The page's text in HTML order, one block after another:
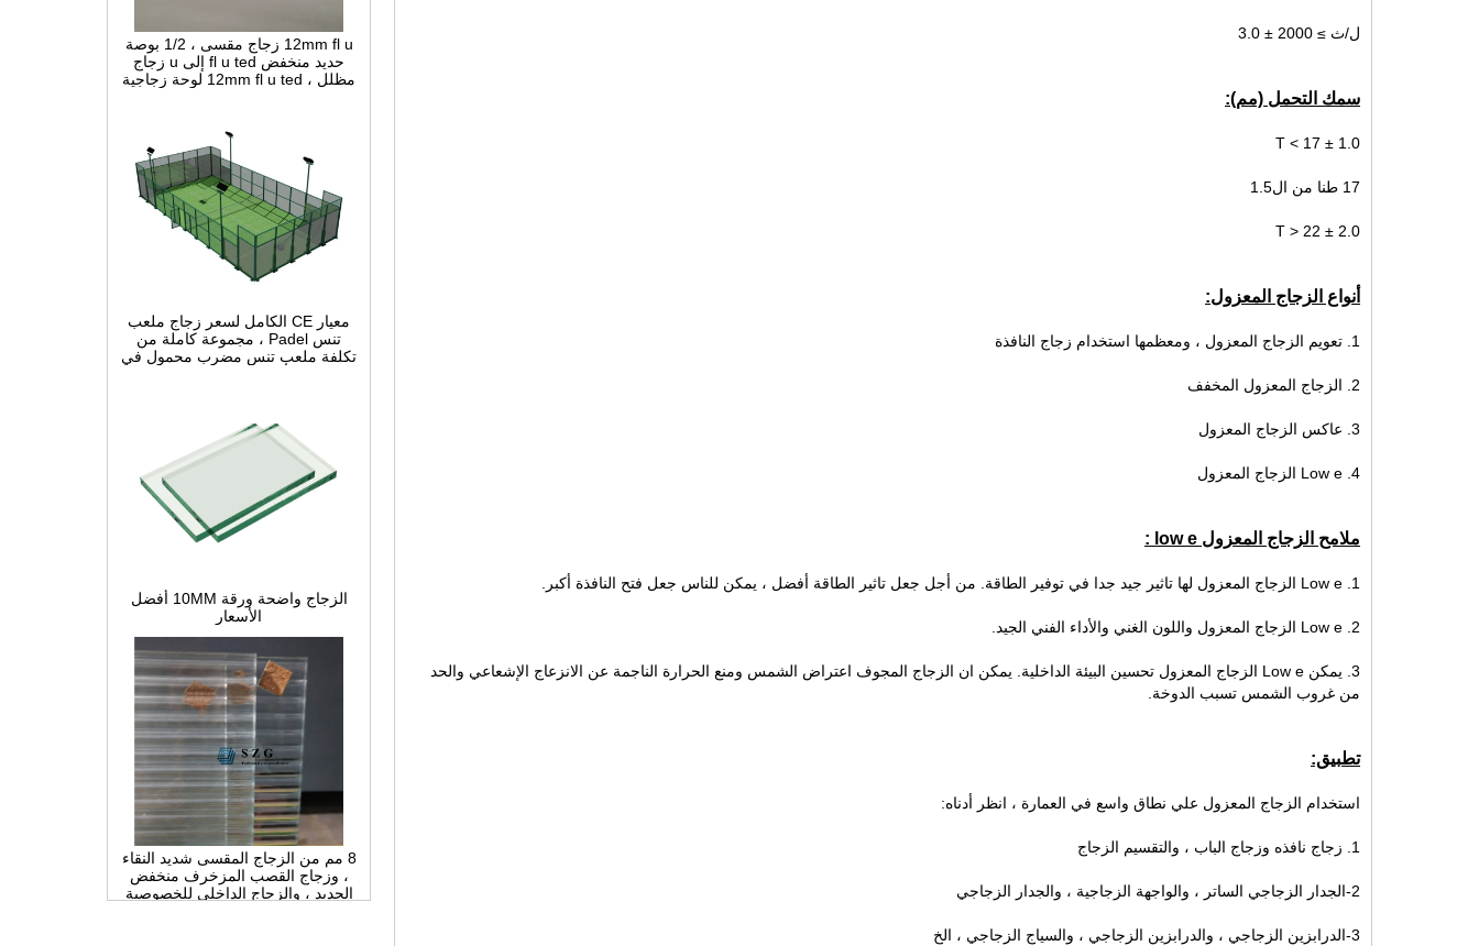
مظلل ، 12mm fl u ted لوحة زجاجية
ضيقة مقوسة للزينة الداخلية
معيار CE الكامل لسعر زجاج ملعب
تكلفة ملعب تنس مضرب محمول في
الصين ، أنظمة بناء Padel Court
داخلية وخارجية للبيع
8 مم من الزجاج المقسى شديد النقاء
، وزجاج القصب المزخرف منخفض
الحديد ، والزجاج الداخلي للخصوصية
للتقسيم والحمام
ل/ث ≥ 2000 ± 3.0
سمك التحمل (مم):
T < 17 ± 1.0
17 طنا من ال1.5
T > 22 ± 2.0
أنواع الزجاج المعزول:
1. تعويم الزجاج المعزول ، ومعظمها استخدام زجاج النافذة
2. الزجاج المعزول المخفف
3. عاكس الزجاج المعزول
4. Low e الزجاج المعزول
ملامح الزجاج المعزول low e :
1. Low e الزجاج المعزول لها تاثير جيد جدا في توفير الطاقة. من أجل جعل تاثير الطاقة أفضل ، يمكن للناس جعل فتح النافذة أكبر.
2. Low e الزجاج المعزول واللون الغني والأداء الفني الجيد.
3. يمكن Low e الزجاج المعزول تحسين البيئة الداخلية. يمكن ان الزجاج المجوف اعتراض الشمس ومنع الحرارة الناجمة عن الانزعاج الإشعاعي والحد
من غروب الشمس تسبب الدوخة.
تطبيق:
استخدام الزجاج المعزول علي نطاق واسع في العمارة ، انظر أدناه:
1. زجاج نافذه وزجاج الباب ، والتقسيم الزجاج
2-الجدار الزجاجي الساتر ، والواجهة الزجاجية ، والجدار الزجاجي
3-الدرابزين الزجاجي ، والدرابزين الزجاجي ، والسياج الزجاجي ، الخ